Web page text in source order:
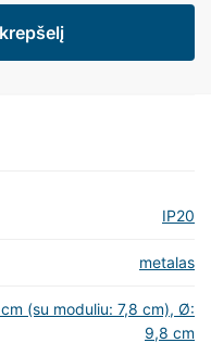
IP20
metalas
(su moduliu: 7,8 cm), Ø:
9,8 cm